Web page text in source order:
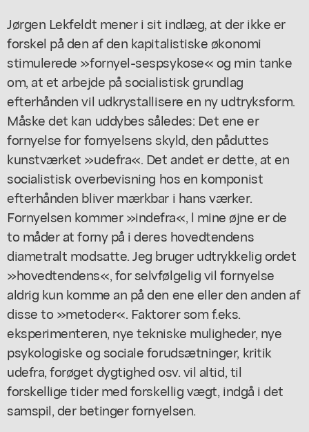
Jørgen Lekfeldt mener i sit indlæg, at der ikke er
forskel på den af den kapitalistiske økonomi
stimulerede »fornyel-sespsykose« og min tanke
om, at et arbejde på socialistisk grundlag
efterhånden vil udkrystallisere en ny udtryksform.
Måske det kan uddybes således: Det ene er
fornyelse for fornyelsens skyld, den påduttes
kunstværket »udefra«. Det andet er dette, at en
socialistisk overbevisning hos en komponist
efterhånden bliver mærkbar i hans værker.
Fornyelsen kommer »indefra«, l mine øjne er de
to måder at forny på i deres hovedtendens
diametralt modsatte. Jeg bruger udtrykkelig ordet
»hovedtendens«, for selvfølgelig vil fornyelse
aldrig kun komme an på den ene eller den anden af
disse to »metoder«. Faktorer som f.eks.
eksperimenteren, nye tekniske muligheder, nye
psykologiske og sociale forudsætninger, kritik
udefra, forøget dygtighed osv. vil altid, til
forskellige tider med forskellig vægt, indgå i det
samspil, der betinger fornyelsen.